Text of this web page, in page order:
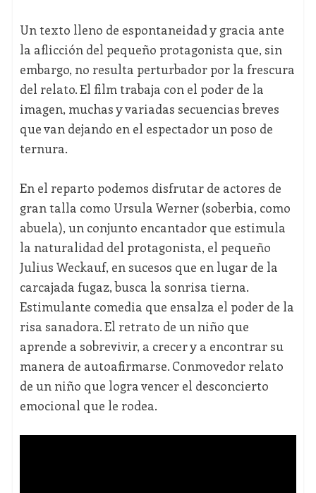
Un texto lleno de espontaneidad y gracia ante
la aflicción del pequeño protagonista que, sin
embargo, no resulta perturbador por la frescura
del relato. El film trabaja con el poder de la
imagen, muchas y variadas secuencias breves
que van dejando en el espectador un poso de
ternura.
En el reparto podemos disfrutar de actores de
gran talla como Ursula Werner (soberbia, como
abuela), un conjunto encantador que estimula
la naturalidad del protagonista, el pequeño
Julius Weckauf, en sucesos que en lugar de la
carcajada fugaz, busca la sonrisa tierna.
Estimulante comedia que ensalza el poder de la
risa sanadora. El retrato de un niño que
aprende a sobrevivir, a crecer y a encontrar su
manera de autoafirmarse. Conmovedor relato
de un niño que logra vencer el desconcierto
emocional que le rodea.